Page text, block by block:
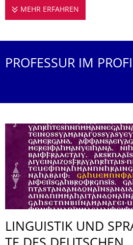
MEHR ERFAHREN
PROFESSUR IM
LINGUISTIK UND